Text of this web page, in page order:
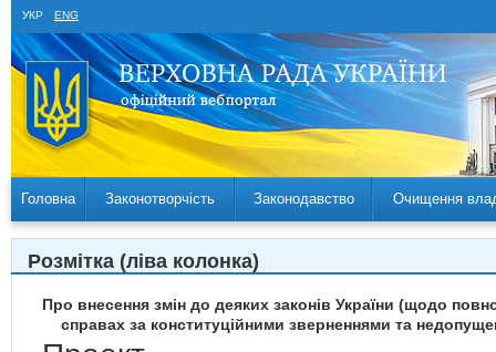
УКР ENG
Головна Законотворчість Законодавство Очищення
Розмітка (ліва колонка)
Про внесення змін до деяких законів України (щодо
справах за конституційними зверненнями та